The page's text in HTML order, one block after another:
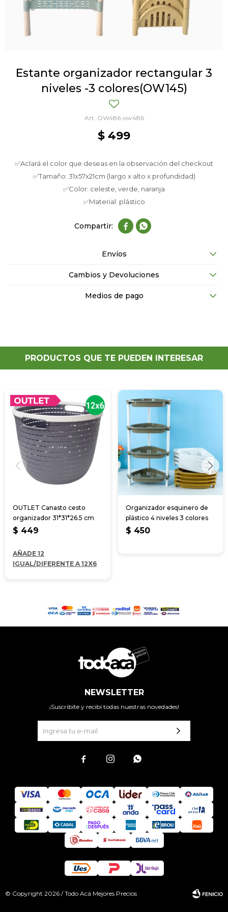
Estante organizador rectangular 3
niveles -3 colores(OW145)
OW486-ow486
$ 499
✅Aclará el color que deseas en la observación del checkout
✅Tamaño: 31x57x21cm (largo x alto x profundidad)
✅Color: celeste, verde, naranja
✅Material: plástico
 
Envíos
Cambios y Devoluciones
Medios de pago
PRODUCTOS QUE TE PUEDEN INTERESAR
OUTLET Canasto cesto
organizador 31*31*26.5 cm
$ 449
AÑADE 12
IGUAL/DIFERENTE A 12X6
Organizador esquinero de
plástico 4 niveles 3 colores
$ 450
NEWSLETTER
¡Suscribite y recibí todas nuestras novedades!
  
© Copyright 2026 / Todo Acá Mejores Precios